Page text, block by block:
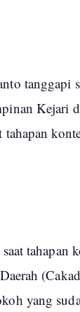
tanggapi
Kejari
tahapan
yang